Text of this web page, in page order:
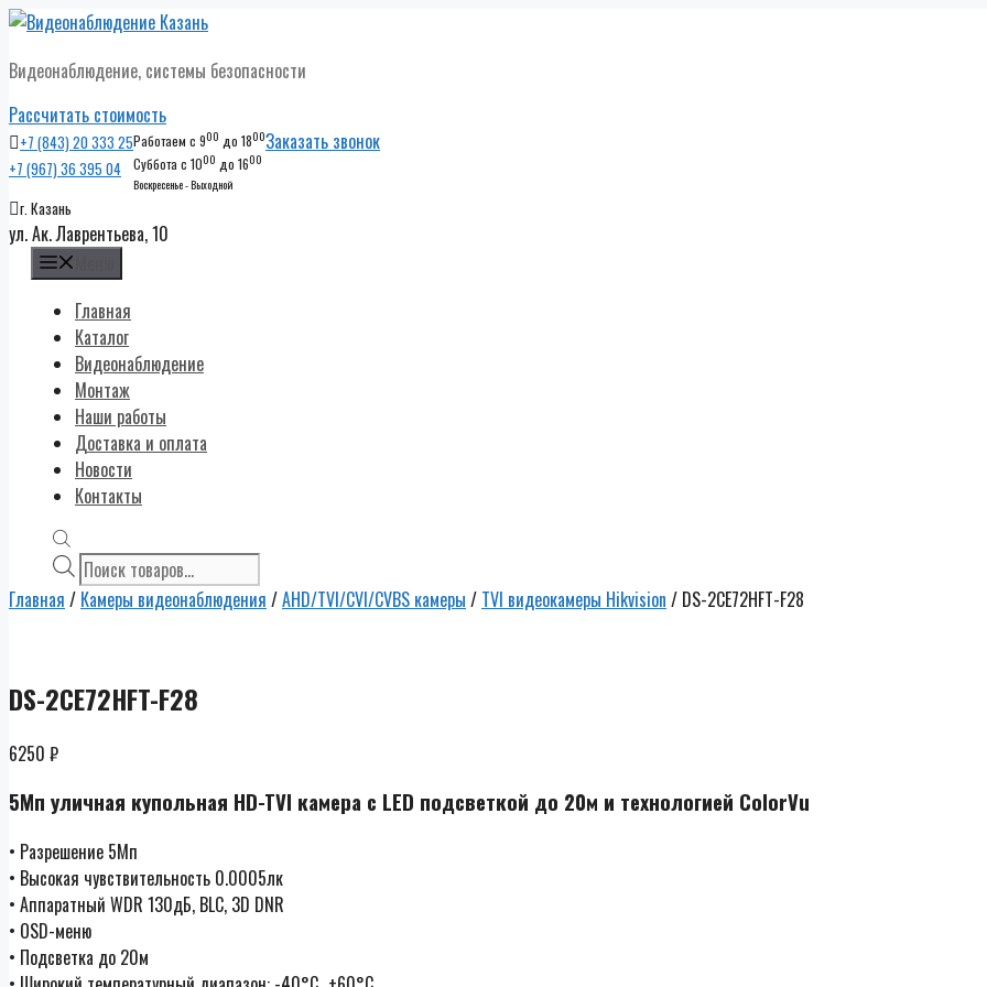
Перейти
содержимому
Видеонаблюдение, системы безопасности
Рассчитать стоимость
+7 (843) 20 333 25
+7 (967) 36 395 04
Работаем с 900 до 1800
Суббота с 1000 до 1600
Воскресенье - Выходной
Заказать звонок
г. Казань
ул. Ак. Лаврентьева, 10
Главная
Каталог
Видеонаблюдение
Монтаж
Наши работы
Доставка и оплата
Новости
Контакты
Поиск
товаров
Главная / Камеры видеонаблюдения /AHD/TVI/CVI/CVBS камеры / TVI видеокамеры Hikvision / DS-2CE72HFT-F28
DS-2CE72HFT-F28
6250 ₽
5Мп уличная купольная HD-TVI камера с LED подсветкой до 20м и технологией ColorVu
• Разрешение 5Мп
• Высокая чувствительность 0.0005лк
• Аппаратный WDR 130дБ, BLC, 3D DNR
• OSD-меню
• Подсветка до 20м